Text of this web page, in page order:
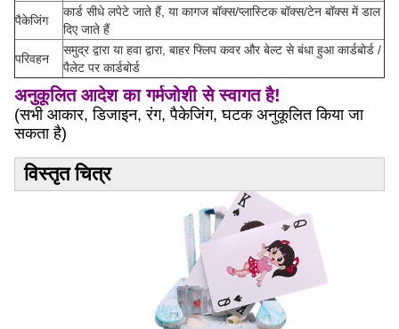
पैकेजिंग
कार्ड सीधे लपेटे जाते हैं, या कागज बॉक्स/प्लास्टिक बॉक्स/टेन बॉक्स में डाल
दिए जाते हैं
परिवहन
समुद्र द्वारा या हवा द्वारा, बाहर फ्लिप कवर और बेल्ट से बंधा हुआ कार्डबोर्ड /
पैलेट पर कार्डबोर्ड
अनुकूलित आदेश का गर्मजोशी से स्वागत है!
(सभी आकार, डिजाइन, रंग, पैकेजिंग, घटक अनुकूलित किया जा
सकता है)
विस्तृत चित्र